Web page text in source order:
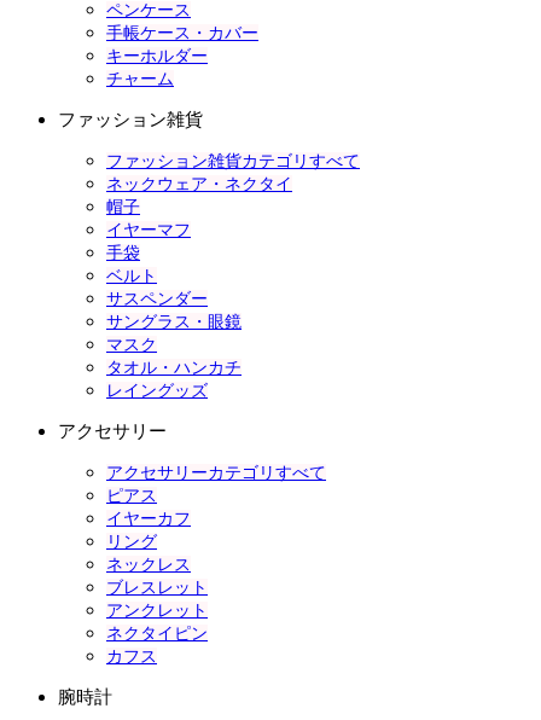
ペンケース
手帳ケース・カバー
キーホルダー
チャーム
ファッション雑貨
ファッション雑貨カテゴリすべて
ネックウェア・ネクタイ
帽子
イヤーマフ
手袋
ベルト
サスペンダー
サングラス・眼鏡
マスク
タオル・ハンカチ
レイングッズ
アクセサリー
アクセサリーカテゴリすべて
ピアス
イヤーカフ
リング
ネックレス
ブレスレット
アンクレット
ネクタイピン
カフス
腕時計